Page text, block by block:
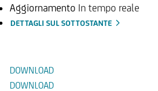
Aggiornamento In tempo reale
DETTAGLI SUL SOTTOSTANTE
DOWNLOAD
DOWNLOAD